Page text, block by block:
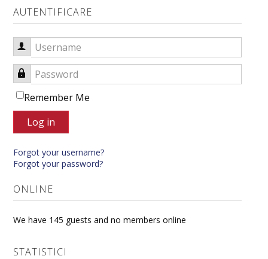
AUTENTIFICARE
Username
Password
Remember Me
Log in
Forgot your username?
Forgot your password?
ONLINE
We have 145 guests and no members online
STATISTICI